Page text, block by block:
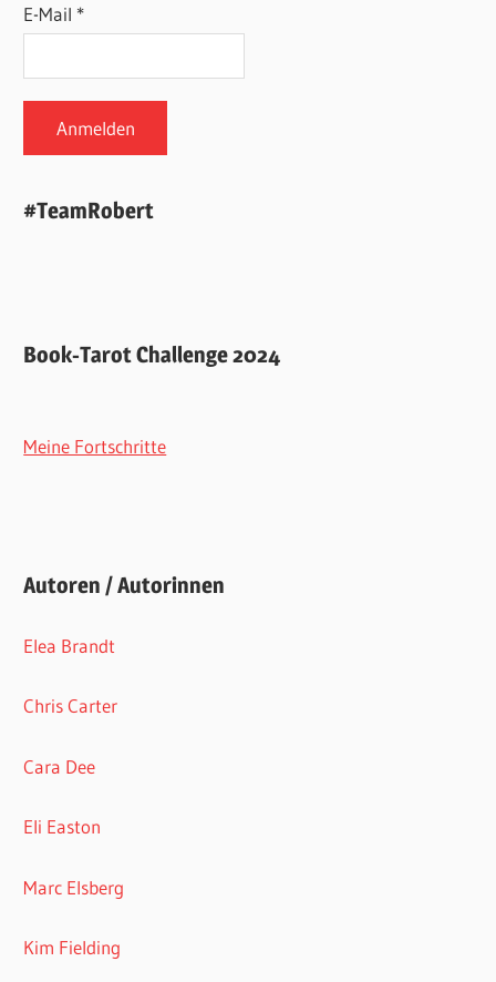
E-Mail *
#TeamRobert
Book-Tarot Challenge 2024
Meine Fortschritte
Autoren / Autorinnen
Elea Brandt
Chris Carter
Cara Dee
Eli Easton
Marc Elsberg
Kim Fielding